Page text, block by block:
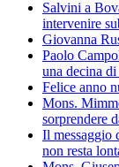
Salvini a
intervenire
Giovanna
Paolo
una decina di
Felice anno
Mons.
sorprendere
Il messaggio
non resta